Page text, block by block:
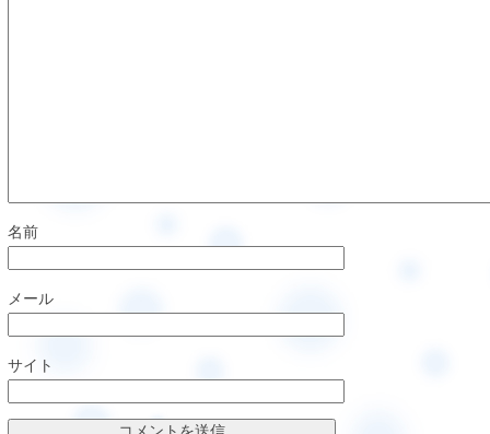
名前
メール
サイト